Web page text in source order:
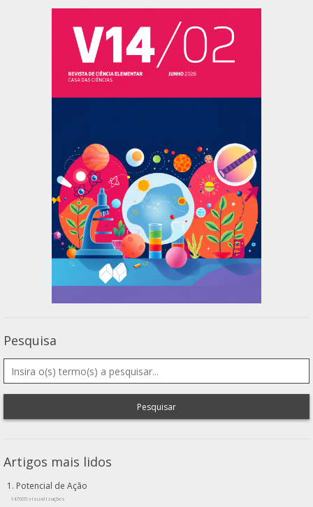
Pesquisa
Pesquisar
Artigos mais lidos
Potencial de Ação
147605 visualizações